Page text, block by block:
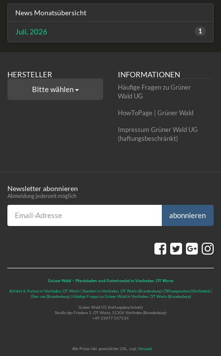
News Monatsübersicht
Juli, 2026 1
HERSTELLER
Bitte wählen
INFORMATIONEN
Häufige Fragen zu Grüner
Wald UG
HowToPage | Grüner Wald
Impressum Grüner Wald UG
(haftungsbeschränkt)
Newsletter abonnieren
Abmeldung jederzeit möglich
Email-Adresse
abonnieren
Grüner Wald – Pferdeladen und Futterhandel in Vierlinden, OT Worin
Anfahrt & Parken in Vierlinden, OT Worin | Standort in Vierlinden, OT Worin (Brandenburg) | Öffnungszeiten (Vierlinden) |
Über uns (Brandenburg) | Häufige Fragen zu Grüner Wald in Vierlinden, OT Worin (Brandenburg)
Grüner Wald UG (haftungsbeschränkt)
Straße des Friedens 1, OT Worin, 15306 Vierlinden (Brandenburg)
+49 33477 547134
Alle Preise inkl. gesetzlicher USt., zzgl. Versand